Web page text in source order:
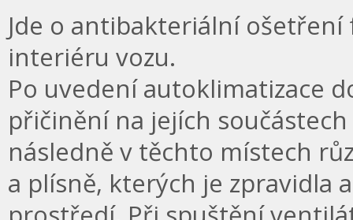
Jde o antibakteriální
interiéru vozu.
Po uvedení autoklimatizace
přičinění na jejích
následně v těchto místech
a plísně, kterých je zpravidla